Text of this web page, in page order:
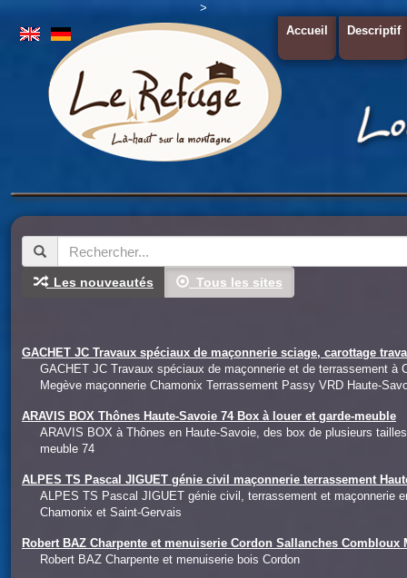
>
Accueil
Descriptif
Les nouveautés Tous les sites
GACHET JC Travaux spéciaux de maçonnerie sciage, carottage
GACHET JC Travaux spéciaux de maçonnerie et de terrassement
Megève maçonnerie Chamonix Terrassement Passy VRD Haute-
ARAVIS BOX Thônes Haute-Savoie 74 Box à louer et garde-meuble
ARAVIS BOX à Thônes en Haute-Savoie, des box de plusieurs
meuble 74
ALPES TS Pascal JIGUET génie civil maçonnerie terrassement
ALPES TS Pascal JIGUET génie civil, terrassement et maçonnerie
Chamonix et Saint-Gervais
Robert BAZ Charpente et menuiserie Cordon Sallanches Combloux
Robert BAZ Charpente et menuiserie bois Cordon